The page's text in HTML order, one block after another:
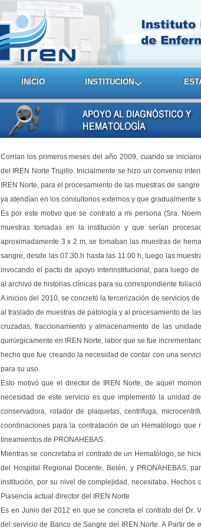
INICIO INSTITUCION
Corrían los primeros meses del año 2009, cuando se
del IREN Norte Trujillo. Inicialmente se hizo un convenio
IREN Norte, para el procesamiento de las muestras de
ya atendían en los consultorios externos y que gradualmente
Es por este motivo que se contrato a mi persona (Sra.
muestras tomadas en la institución y que serían
aproximadamente 3 x 2 m, se tomaban las muestras de
sangre, desde las 07:30 h hasta las 11:00 h, luego las
invocando el pacto de apoyo interinstitucional, para luego
al archivo de historias clínicas para su correspondiente
A inicios del 2010, se concretó la tercerización de servicios
al traslado de muestras de patología y al procesamiento de
cruzadas, fraccionamiento y almacenamiento de las
quirúrgicamente en IREN Norte, labor que se fue
hecho que fue creando la necesidad de contar con una
para su uso.
Esto motivó que el director de IREN Norte, de aquel
necesidad de este servicio es que implementó la unidad
conservadora, rotador de plaquetas, centrifuga,
coordinaciones para la contratación de un Hematólogo
lineamientos de PRONAHEBAS.
Mientras se concretaba el contrato de un Hematólogo, se
del Hospital Regional Docente, Belén, y PRONAHEBAS,
institución, por su nivel de complejidad, necesitaba.
Plasencia actual director del IREN Norte
Es en Junio del 2012 en que se concreta el contrato del Dr.
del servicio de Banco de Sangre del IREN Norte. A Partir